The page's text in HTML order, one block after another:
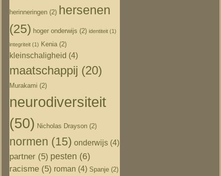
herinneringen (2) hersenen
(25) hoger onderwijs (2) identiteit (1)
integriteit (1) Kenia (2)
kleinschaligheid (4)
maatschappij (20)
Murakami (2)
neurodiversiteit
(50) Nicholas Drayson (2)
normen (15) onderwijs (4)
partner (5) pesten (6)
racisme (5) roman (4) Spanje (2)